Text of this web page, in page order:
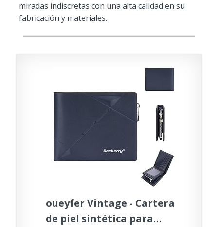
miradas indiscretas con una alta calidad en su
fabricación y materiales.
oueyfer Vintage - Cartera
de piel sintética para